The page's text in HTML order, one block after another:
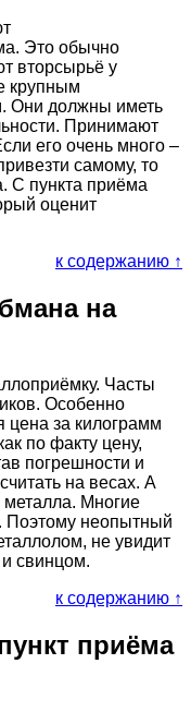
Это обычно
вторсырьё у
крупным
Они должны иметь
Принимают
его очень много –
самому, то
С пункта приёма
оценит
к содержанию ↑
на
Часты
Особенно
цена за килограмм
по факту цену,
погрешности и
на весах. А
Многие
Поэтому неопытный
не увидит
свинцом.
к содержанию ↑
приёма